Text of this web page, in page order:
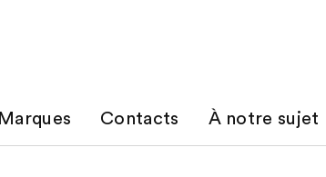
Marques Contacts À notre sujet